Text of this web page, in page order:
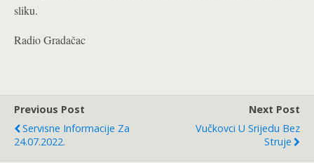
sliku.
Radio Gradačac
Previous Post
Servisne Informacije Za
24.07.2022.
Next Post
Vučkovci U Srijedu Bez
Struje